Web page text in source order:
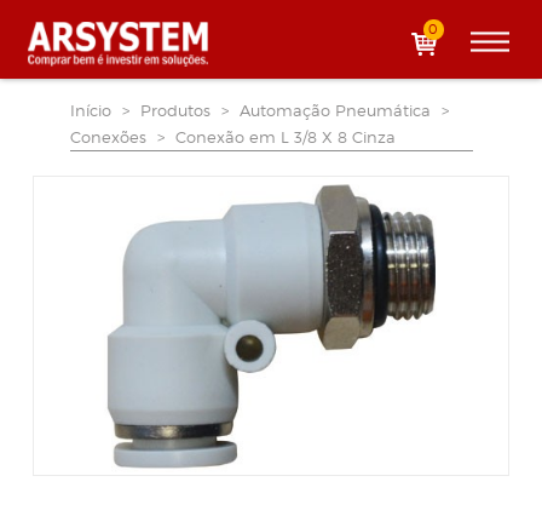
0
Início > Produtos > Automação Pneumática
>
Conexões > Conexão em L 3/8 X 8 Cinza